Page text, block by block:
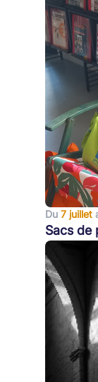
Du 7 juillet
Sacs de